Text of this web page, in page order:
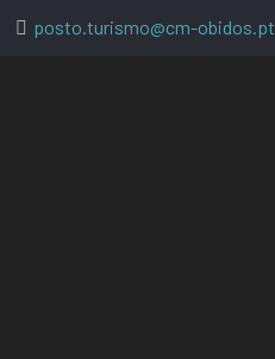
posto.turismo@cm-obidos.pt